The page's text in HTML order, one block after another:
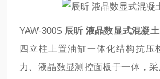
YAW-300S 辰昕 液晶数显式混凝
四立柱上置油缸一体化结构抗压
力、液晶数显测控面板于一体，